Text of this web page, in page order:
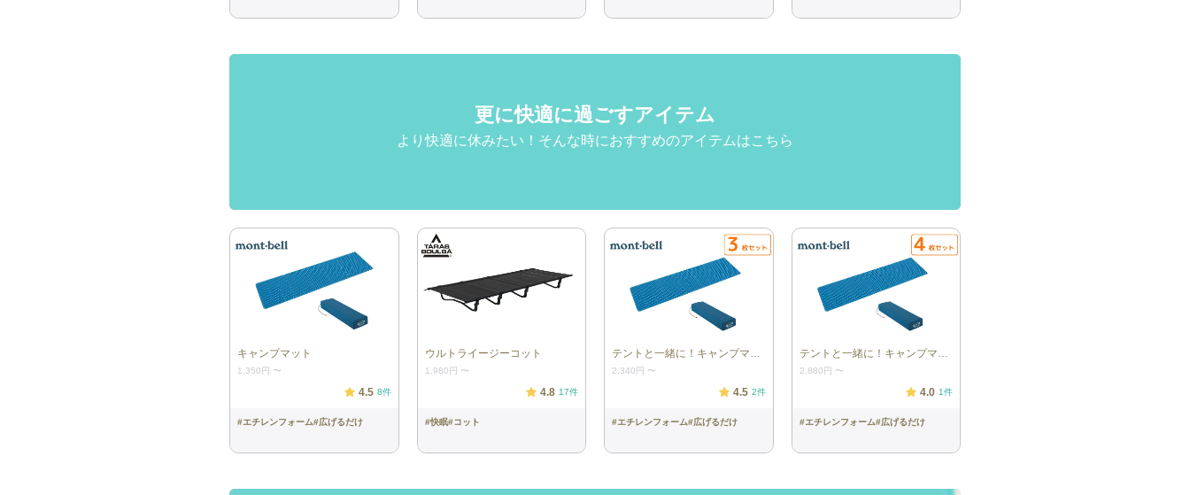
更に快適に過ごすアイテム
より快適に休みたい！そんな時におすすめのアイテムはこちら
キャンプマット
1,350円 〜
4.5 8件
#エチレンフォーム#広げるだけ
ウルトライージーコット
1,980円 〜
4.8 17件
#快眠#コット
2,340円 〜
4.5 2件
#エチレンフォーム#広げるだけ
2,880円 〜
4.0 1件
#エチレンフォーム#広げるだけ